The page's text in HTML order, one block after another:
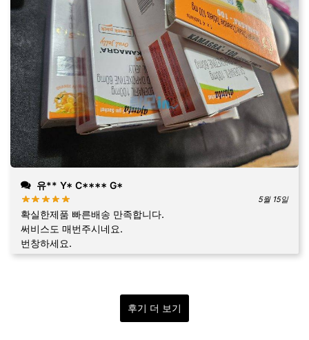
유** Y* C**** G*
5월 15일
확실한제품 빠른배송 만족합니다.
써비스도 매번주시네요.
번창하세요.
후기 더 보기